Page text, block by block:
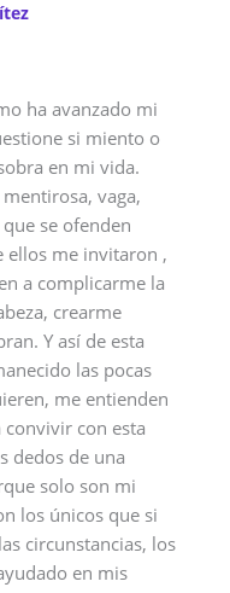
ha avanzado mi
si miento o
en mi vida.
vaga,
se ofenden
ellos me invitaron ,
a complicarme la
crearme
Y así de esta
las pocas
me entienden
con esta
dedos de una
solo son mi
los únicos que si
circunstancias, los
en mis